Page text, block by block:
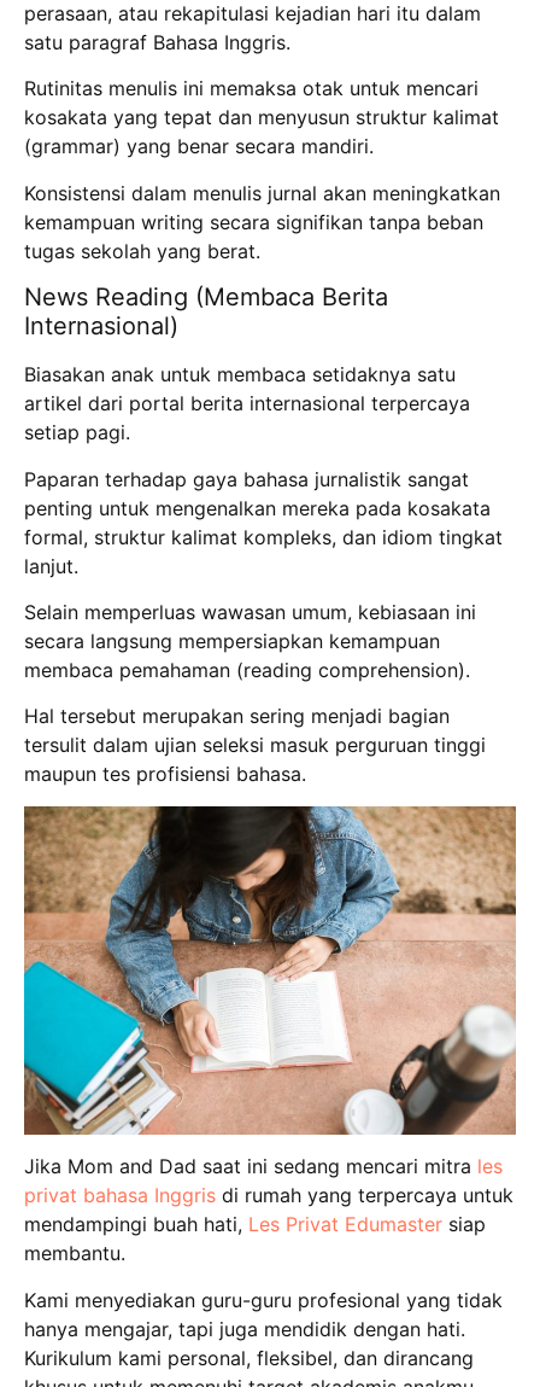
perasaan, atau rekapitulasi kejadian hari itu dalam
satu paragraf Bahasa Inggris.
Rutinitas menulis ini memaksa otak untuk mencari
kosakata yang tepat dan menyusun struktur kalimat
(grammar) yang benar secara mandiri.
Konsistensi dalam menulis jurnal akan meningkatkan
kemampuan writing secara signifikan tanpa beban
tugas sekolah yang berat.
News Reading (Membaca Berita
Internasional)
Biasakan anak untuk membaca setidaknya satu
artikel dari portal berita internasional terpercaya
setiap pagi.
Paparan terhadap gaya bahasa jurnalistik sangat
penting untuk mengenalkan mereka pada kosakata
formal, struktur kalimat kompleks, dan idiom tingkat
lanjut.
Selain memperluas wawasan umum, kebiasaan ini
secara langsung mempersiapkan kemampuan
membaca pemahaman (reading comprehension).
Hal tersebut merupakan sering menjadi bagian
tersulit dalam ujian seleksi masuk perguruan tinggi
maupun tes profisiensi bahasa.
Jika Mom and Dad saat ini sedang mencari mitra les
privat bahasa Inggris di rumah yang terpercaya untuk
mendampingi buah hati, Les Privat Edumaster siap
membantu.
Kami menyediakan guru-guru profesional yang tidak
hanya mengajar, tapi juga mendidik dengan hati.
Kurikulum kami personal, fleksibel, dan dirancang